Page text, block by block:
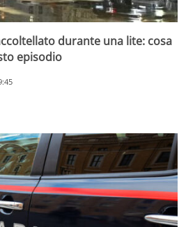
durante una lite: cosa
episodio